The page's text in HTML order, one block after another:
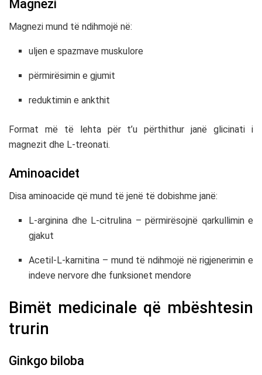
Magnezi
Magnezi mund të ndihmojë në:
uljen e spazmave muskulore
përmirësimin e gjumit
reduktimin e ankthit
Format më të lehta për t’u përthithur janë glicinati i
magnezit dhe L-treonati.
Aminoacidet
Disa aminoacide që mund të jenë të dobishme janë:
L-arginina dhe L-citrulina – përmirësojnë qarkullimin e
gjakut
Acetil-L-karnitina – mund të ndihmojë në rigjenerimin e
indeve nervore dhe funksionet mendore
Bimët medicinale që mbështesin
trurin
Ginkgo biloba